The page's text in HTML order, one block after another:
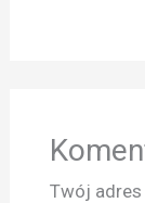
Twój adres